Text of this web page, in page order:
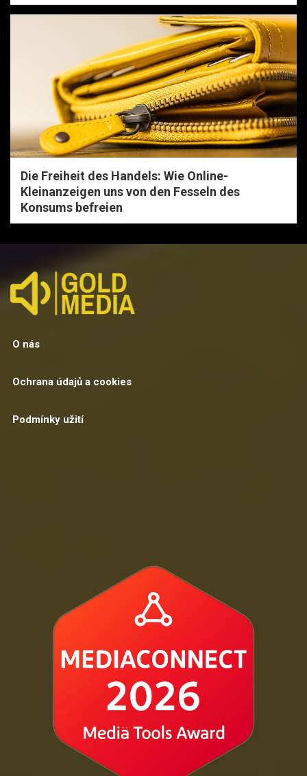
Die Freiheit des Handels: Wie Online-
Kleinanzeigen uns von den Fesseln des
Konsums befreien
O nás
Ochrana údajů a cookies
Podmínky užití